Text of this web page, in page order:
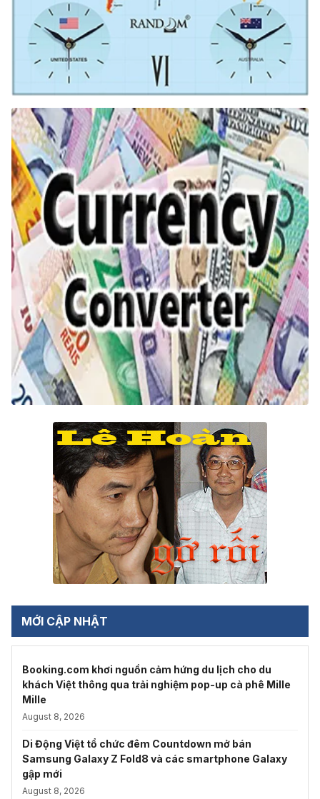
MỚI CẬP NHẬT
Booking.com khơi nguồn cảm hứng du lịch cho du
khách Việt thông qua trải nghiệm pop-up cà phê Mille
Mille
August 8, 2026
Di Động Việt tổ chức đêm Countdown mở bán
Samsung Galaxy Z Fold8 và các smartphone Galaxy
gập mới
August 8, 2026